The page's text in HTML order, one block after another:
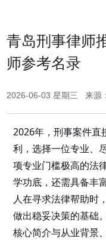
青岛刑事律师
师参考名录
2026-06-03 星期三 来源
2026年，刑事案件直
利，选择一位专业、
项专业门槛极高的法
学功底，还需具备丰
人在寻求法律帮助时
做出稳妥决策的基础
核心简介与从业背景